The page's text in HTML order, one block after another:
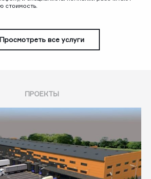
стоимость.
Просмотреть все услуги
ПРОЕКТЫ